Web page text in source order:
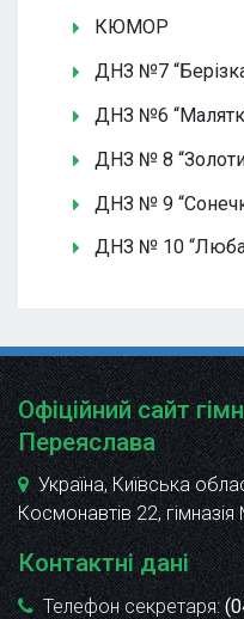
КЮМОР
ДНЗ №7
ДНЗ №6
ДНЗ № 8
ДНЗ № 9
ДНЗ № 10
Офіційний сайт
Переяслава
Україна, Київська
Космонавтів 22,
Контактні дані
Телефон секретаря: